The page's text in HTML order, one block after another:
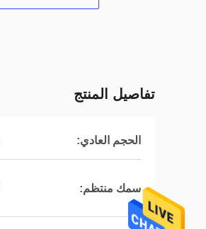
تفاصيل المنتج
الحجم العادي:
سمك منتظم: